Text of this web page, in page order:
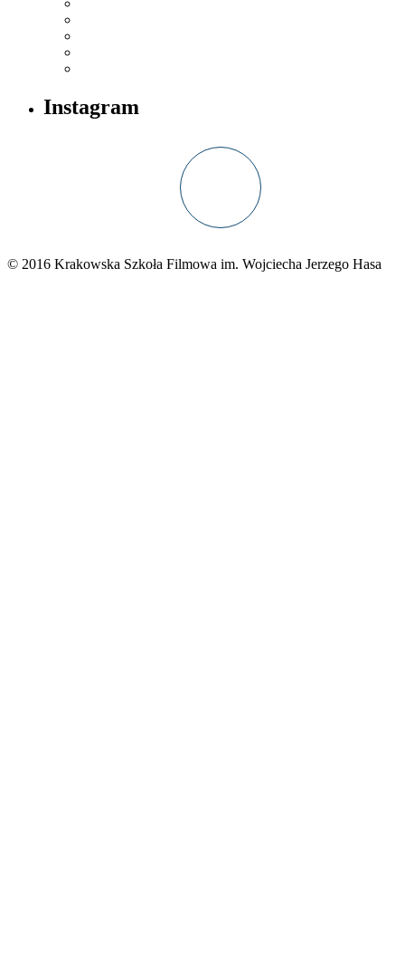
Instagram
© 2016 Krakowska Szkoła Filmowa im. Wojciecha Jerzego Hasa